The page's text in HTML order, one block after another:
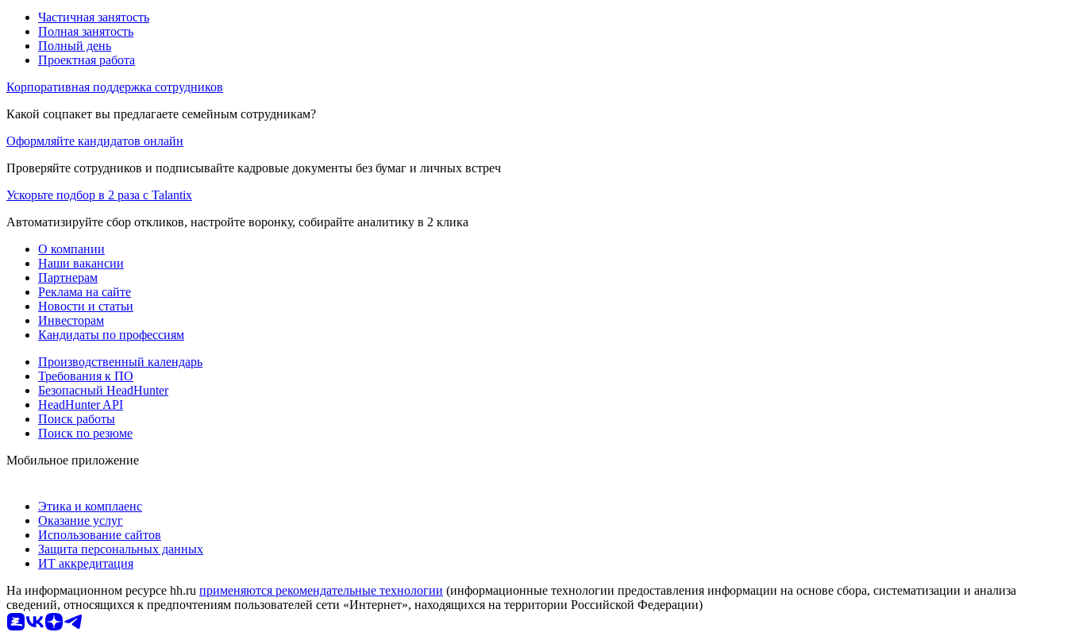
Частичная занятость
Полная занятость
Полный день
Проектная работа
Корпоративная поддержка сотрудников
Какой соцпакет вы предлагаете семейным сотрудникам?
Оформляйте кандидатов онлайн
Проверяйте сотрудников и подписывайте кадровые документы без бумаг и личных встреч
Ускорьте подбор в 2 раза с Talantix
Автоматизируйте сбор откликов, настройте воронку, собирайте аналитику в 2 клика
О компании
Наши вакансии
Партнерам
Реклама на сайте
Новости и статьи
Инвесторам
Кандидаты по профессиям
Производственный календарь
Требования к ПО
Безопасный HeadHunter
HeadHunter API
Поиск работы
Поиск по резюме
Мобильное приложение
Этика и комплаенс
Оказание услуг
Использование сайтов
Защита персональных данных
ИТ аккредитация
На информационном ресурсе hh.ru применяются рекомендательные технологии (информационные технологии предоставления информации на основе сбора, систематизации и анализа
сведений, относящихся к предпочтениям пользователей сети «Интернет», находящихся на территории Российской Федерации)